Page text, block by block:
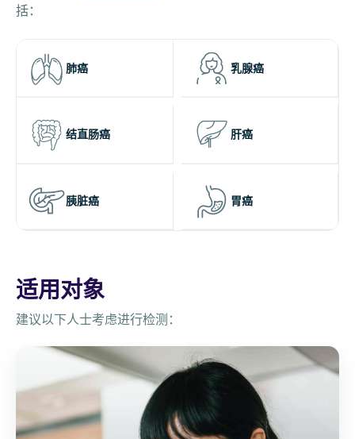
括：
肺癌 乳腺癌
结直肠癌 肝癌
胰脏癌 胃癌
适用对象
建议以下人士考虑进行检测：